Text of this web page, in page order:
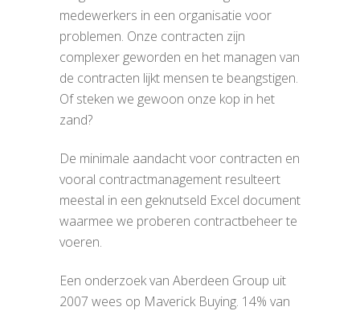
medewerkers in een organisatie voor
problemen. Onze contracten zijn
complexer geworden en het managen van
de contracten lijkt mensen te beangstigen.
Of steken we gewoon onze kop in het
zand?
De minimale aandacht voor contracten en
vooral contractmanagement resulteert
meestal in een geknutseld Excel document
waarmee we proberen contractbeheer te
voeren.
Een onderzoek van Aberdeen Group uit
2007 wees op Maverick Buying. 14% van